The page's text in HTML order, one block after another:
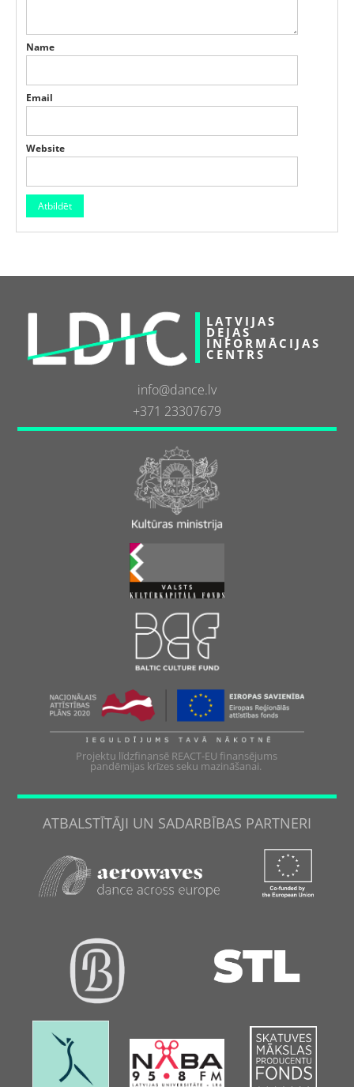
Name
Email
Website
LATVIJAS
DEJAS
INFORMĀCIJAS
CENTRS
info@dance.lv
+371 23307679
Projektu līdzfinansē REACT-EU finansējums
pandēmijas krīzes seku mazināšanai.
ATBALSTĪTĀJI UN SADARBĪBAS PARTNERI